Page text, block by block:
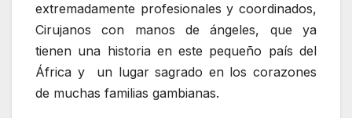
extremadamente profesionales y coordinados,
Cirujanos con manos de ángeles, que ya
tienen una historia en este pequeño país del
África y un lugar sagrado en los corazones
de muchas familias gambianas.